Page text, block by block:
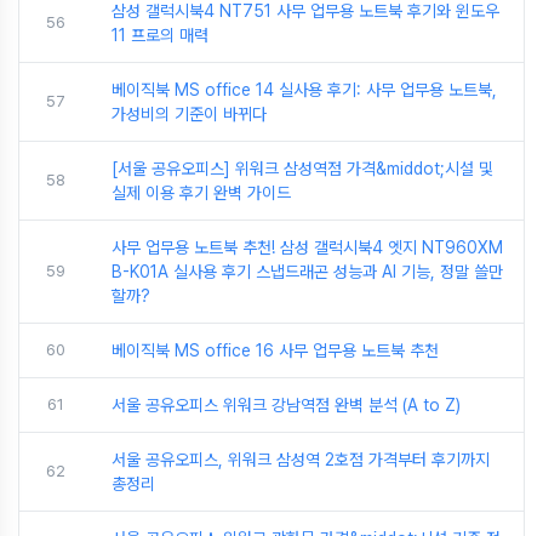
56
삼성 갤럭시북4 NT751 사무 업무용 노트북 후기와 윈도우
11 프로의 매력
57
베이직북 MS office 14 실사용 후기: 사무 업무용 노트북,
가성비의 기준이 바뀌다
58
[서울 공유오피스] 위워크 삼성역점 가격&middot;시설 및
실제 이용 후기 완벽 가이드
59
사무 업무용 노트북 추천! 삼성 갤럭시북4 엣지 NT960XM
B-K01A 실사용 후기 스냅드래곤 성능과 AI 기능, 정말 쓸만
할까?
60 베이직북 MS office 16 사무 업무용 노트북 추천
61 서울 공유오피스 위워크 강남역점 완벽 분석 (A to Z)
62
서울 공유오피스, 위워크 삼성역 2호점 가격부터 후기까지
총정리